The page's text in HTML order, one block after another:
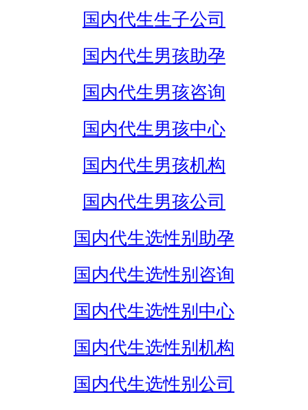
国内代生生子公司
国内代生男孩助孕
国内代生男孩咨询
国内代生男孩中心
国内代生男孩机构
国内代生男孩公司
国内代生选性别助孕
国内代生选性别咨询
国内代生选性别中心
国内代生选性别机构
国内代生选性别公司